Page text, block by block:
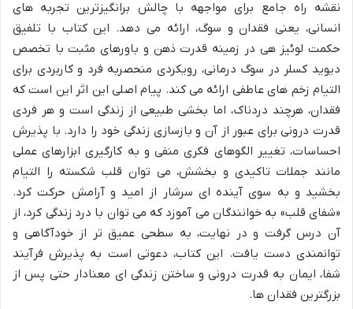
نقشه راه جامع برای مواجهه با چالش برانگیزترین تجربه های
انسانی، یعنی فقدان و سوگ، ارائه می دهد. این کتاب با تلفیق
حکمت لوئیز هی در زمینه قدرت ذهن و باورهای مثبت با تخصص
دیوید کسلر در سوگ درمانی، رویکردی منحصربه فرد و کاربردی برای
التیام زخم های عاطفی ارائه می کند. پیام اصلی این اثر این است که
فقدان، هرچند دردناک، اما بخشی طبیعی از زندگی است و هر فردی
قدرت درونی برای عبور از آن و بازسازی زندگی خود را دارد. با پذیرش
احساسات، تغییر الگوهای فکری منفی و به کارگیری ابزارهای عملی
مانند جملات تاکیدی و بخشش، می توان قلب شکسته را التیام
بخشید و به سوی آینده ای سرشار از امید و آرامش حرکت کرد.
«شفای قلب» به خوانندگان می آموزد که می توان با درد زندگی کرد، از
آن درس گرفت و در نهایت، به سطحی عمیق تر از خودآگاهی و
توانمندی دست یافت. این کتاب، دعوتی است به پذیرش فرآیند
شفا، ایمان به قدرت درونی و ساختن زندگی ای معنادار حتی پس از
بزرگترین فقدان ها.